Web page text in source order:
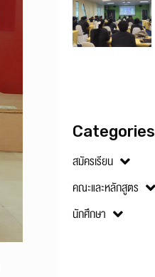
Categories
สมัครเรียน
คณะและหลักสูตร
นักศึกษา